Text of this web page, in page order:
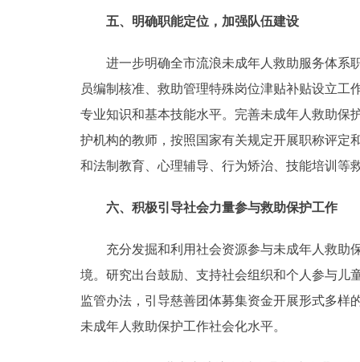
五、明确职能定位，加强队伍建设
进一步明确全市流浪未成年人救助服务体系职
员编制核准、救助管理特殊岗位津贴补贴设立
专业知识和基本技能水平。完善未成年人救助保
护机构的教师，按照国家有关规定开展职称评定
和法制教育、心理辅导、行为矫治、技能培训等
六、积极引导社会力量参与救助保护工作
充分发掘和利用社会资源参与未成年人救助保
境。研究出台鼓励、支持社会组织和个人参与儿
监管办法，引导慈善团体募集资金开展形式多样
未成年人救助保护工作社会化水平。